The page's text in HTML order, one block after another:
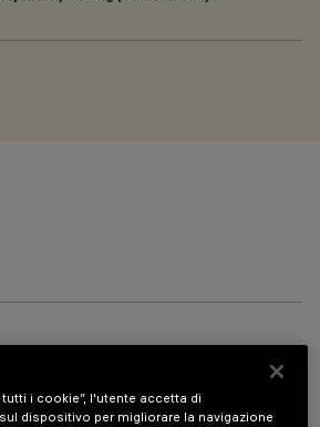
i cookie”, l'utente accetta di
dispositivo per migliorare la navigazione